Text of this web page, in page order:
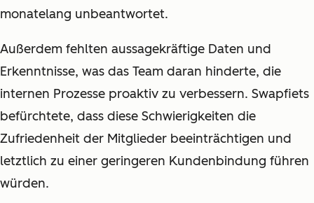
monatelang unbeantwortet.
Außerdem fehlten aussagekräftige Daten und
Erkenntnisse, was das Team daran hinderte, die
internen Prozesse proaktiv zu verbessern. Swapfiets
befürchtete, dass diese Schwierigkeiten die
Zufriedenheit der Mitglieder beeinträchtigen und
letztlich zu einer geringeren Kundenbindung führen
würden.